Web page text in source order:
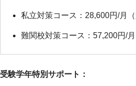
私立対策コース：28,600円/月（
難関校対策コース：57,200円/月
受験学年特別サポート：